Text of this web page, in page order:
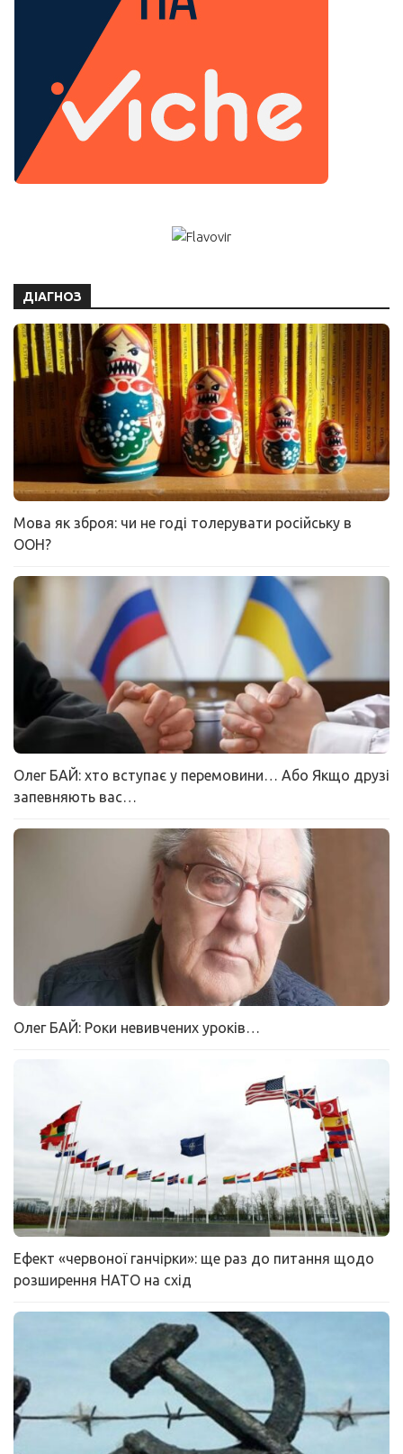
ДІАГНОЗ
Мова як зброя: чи не годі толерувати російську в
ООН?
Олег БАЙ: хто вступає у перемовини… Або Якщо друзі
запевняють вас…
Олег БАЙ: Роки невивчених уроків…
Ефект «червоної ганчірки»: ще раз до питання щодо
розширення НАТО на схід